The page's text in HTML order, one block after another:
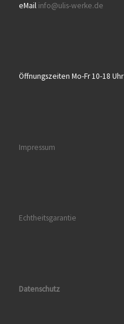
eMail info@ulis-werke.de
Öffnungszeiten Mo-Fr 10-18 Uhr
Impressum
Echtheitsgarantie
Datenschutz